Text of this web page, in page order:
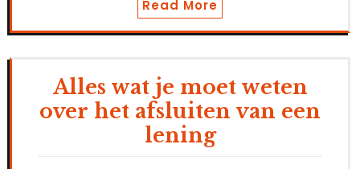
Read More
Alles wat je moet weten
over het afsluiten van een
lening